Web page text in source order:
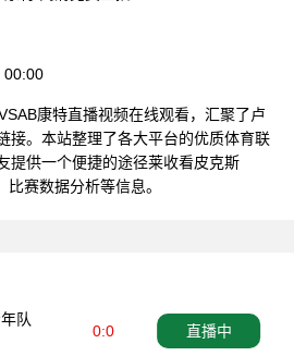
00:00
康特直播视频在线观看，汇聚了卢
接。本站整理了各大平台的优质体育联
提供一个便捷的途径莱收看皮克斯
赛数据分析等信息。
队
0:0
直播中